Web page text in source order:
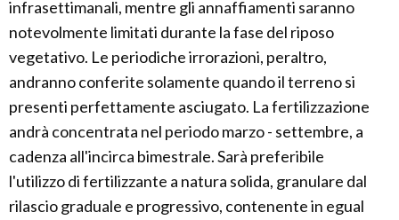
infrasettimanali, mentre gli annaffiamenti saranno
notevolmente limitati durante la fase del riposo
vegetativo. Le periodiche irrorazioni, peraltro,
andranno conferite solamente quando il terreno si
presenti perfettamente asciugato. La fertilizzazione
andrà concentrata nel periodo marzo - settembre, a
cadenza all'incirca bimestrale. Sarà preferibile
l'utilizzo di fertilizzante a natura solida, granulare dal
rilascio graduale e progressivo, contenente in egual